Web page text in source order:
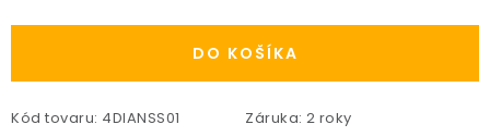
Kontakt / Právne údaje
DO KOŠÍKA
Kód tovaru: 4DIANSS01 Záruka: 2 roky